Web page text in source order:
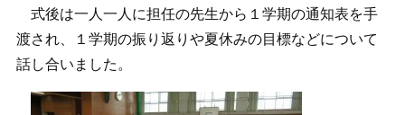
式後は一人一人に担任の先生から１学期の通知表を手
渡され、１学期の振り返りや夏休みの目標などについて
話し合いました。